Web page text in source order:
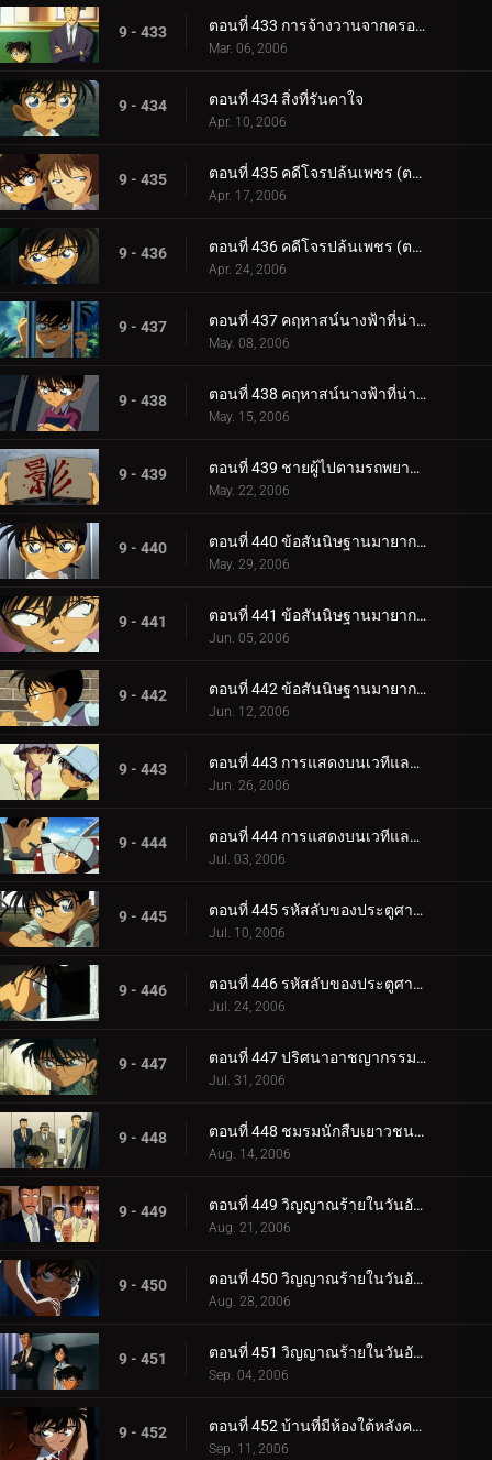
9 - 433 ตอนที่ 433 การจ้างวานจากครอบครัวพิลึก (ตอนจบ)
Mar. 06, 2006
9 - 434 ตอนที่ 434 สิ่งที่รันคาใจ
Apr. 10, 2006
9 - 435 ตอนที่ 435 คดีโจรปล้นเพชร (ตอนแรก)
Apr. 17, 2006
9 - 436 ตอนที่ 436 คดีโจรปล้นเพชร (ตอนจบ)
Apr. 24, 2006
9 - 437 ตอนที่ 437 คฤหาสน์นางฟ้าที่น่าพิศวง (ตอนแรก)
May. 08, 2006
9 - 438 ตอนที่ 438 คฤหาสน์นางฟ้าที่น่าพิศวง (ตอนจบ)
May. 15, 2006
9 - 439 ตอนที่ 439 ชายผู้ไปตามรถพยาบาล
May. 22, 2006
9 - 440 ตอนที่ 440 ข้อสันนิษฐานมายากลของโคนันและเฮจิ (ภาควางกับดัก)
May. 29, 2006
9 - 441 ตอนที่ 441 ข้อสันนิษฐานมายากลของโคนันและเฮจิ (ภาคคฤหาสน์)
Jun. 05, 2006
9 - 442 ตอนที่ 442 ข้อสันนิษฐานมายากลของโคนันและเฮจิ (ภาคไขปริศนา)
Jun. 12, 2006
9 - 443 ตอนที่ 443 การแสดงบนเวทีและการลักพาตัว (ตอนแรก)
Jun. 26, 2006
9 - 444 ตอนที่ 444 การแสดงบนเวทีและการลักพาตัว (ตอนจบ)
Jul. 03, 2006
9 - 445 ตอนที่ 445 รหัสลับของประตูศาลเจ้า (ตอนแรก)
Jul. 10, 2006
9 - 446 ตอนที่ 446 รหัสลับของประตูศาลเจ้า (ตอนจบ)
Jul. 24, 2006
9 - 447 ตอนที่ 447 ปริศนาอาชญากรรมครึ่งเดียว
Jul. 31, 2006
9 - 448 ตอนที่ 448 ชมรมนักสืบเยาวชนกับนกสีฟ้า
Aug. 14, 2006
9 - 449 ตอนที่ 449 วิญญาณร้ายในวันอับโชค (ภาคคดี)
Aug. 21, 2006
9 - 450 ตอนที่ 450 วิญญาณร้ายในวันอับโชค (ภาคสงสัย)
Aug. 28, 2006
9 - 451 ตอนที่ 451 วิญญาณร้ายในวันอับโชค (ภาคไขปริศนา)
Sep. 04, 2006
9 - 452 ตอนที่ 452 บ้านที่มีห้องใต้หลังคาแห่งเมืองเบกะ
Sep. 11, 2006